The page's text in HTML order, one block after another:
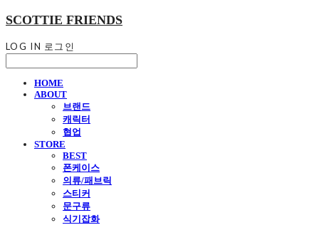
SCOTTIE FRIENDS
LOG IN 로그인
HOME
ABOUT
브랜드
캐릭터
협업
STORE
BEST
폰케이스
의류/패브릭
스티커
문구류
식기잡화